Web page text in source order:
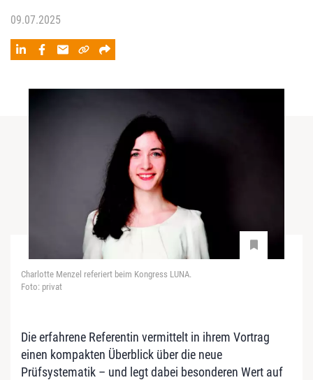
09.07.2025
Charlotte Menzel referiert beim Kongress LUNA.
Foto: privat
Die erfahrene Referentin vermittelt in ihrem Vortrag
einen kompakten Überblick über die neue
Prüfsystematik – und legt dabei besonderen Wert auf